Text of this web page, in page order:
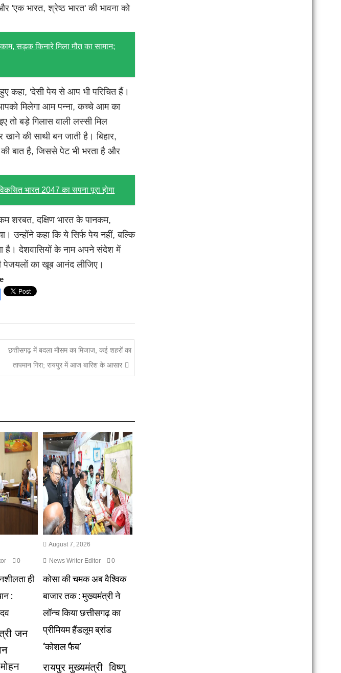
'एक भारत, श्रेष्ठ भारत' की भावना को
सड़क किनारे मिला मौत का सामान;
कहा, 'देसी पेय से आप भी परिचित हैं।
मिलेगा आम पन्ना, कच्चे आम का
तो बड़े गिलास वाली लस्सी मिल
की साथी बन जाती है। बिहार,
बात है, जिससे पेट भी भरता है और
भारत 2047 का सपना पूरा होगा
शरबत, दक्षिण भारत के पानकम,
उन्होंने कहा कि ये सिर्फ पेय नहीं, बल्कि
है। देशवासियों के नाम अपने संदेश में
पेजयलों का खूब आनंद लीजिए।
छत्तीसगढ़ में बदला मौसम का मिजाज, कई शहरों का
तापमान गिरा; रायपुर में आज बारिश के आसार
0
ही
:
जन
August 7, 2026
News Writer Editor 0
कोसा की चमक अब वैश्विक
बाजार तक : मुख्यमंत्री ने
लॉन्च किया छत्तीसगढ़ का
प्रीमियम हैंडलूम ब्रांड
‘कोशल फैब’
रायपुर मुख्यमंत्री विष्णु